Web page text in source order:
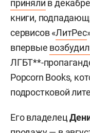
приняли в
книги,
сервисов «ЛитРес
впервые
ЛГБТ**-
Popcorn Books,
подростковой
Его владелец